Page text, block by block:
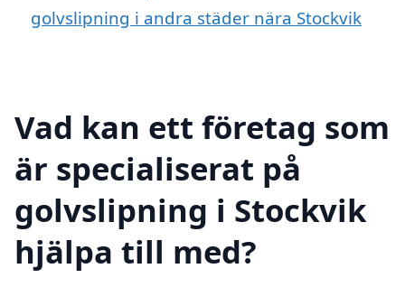
golvslipning i andra städer nära Stockvik
Vad kan ett företag som
är specialiserat på
golvslipning i Stockvik
hjälpa till med?